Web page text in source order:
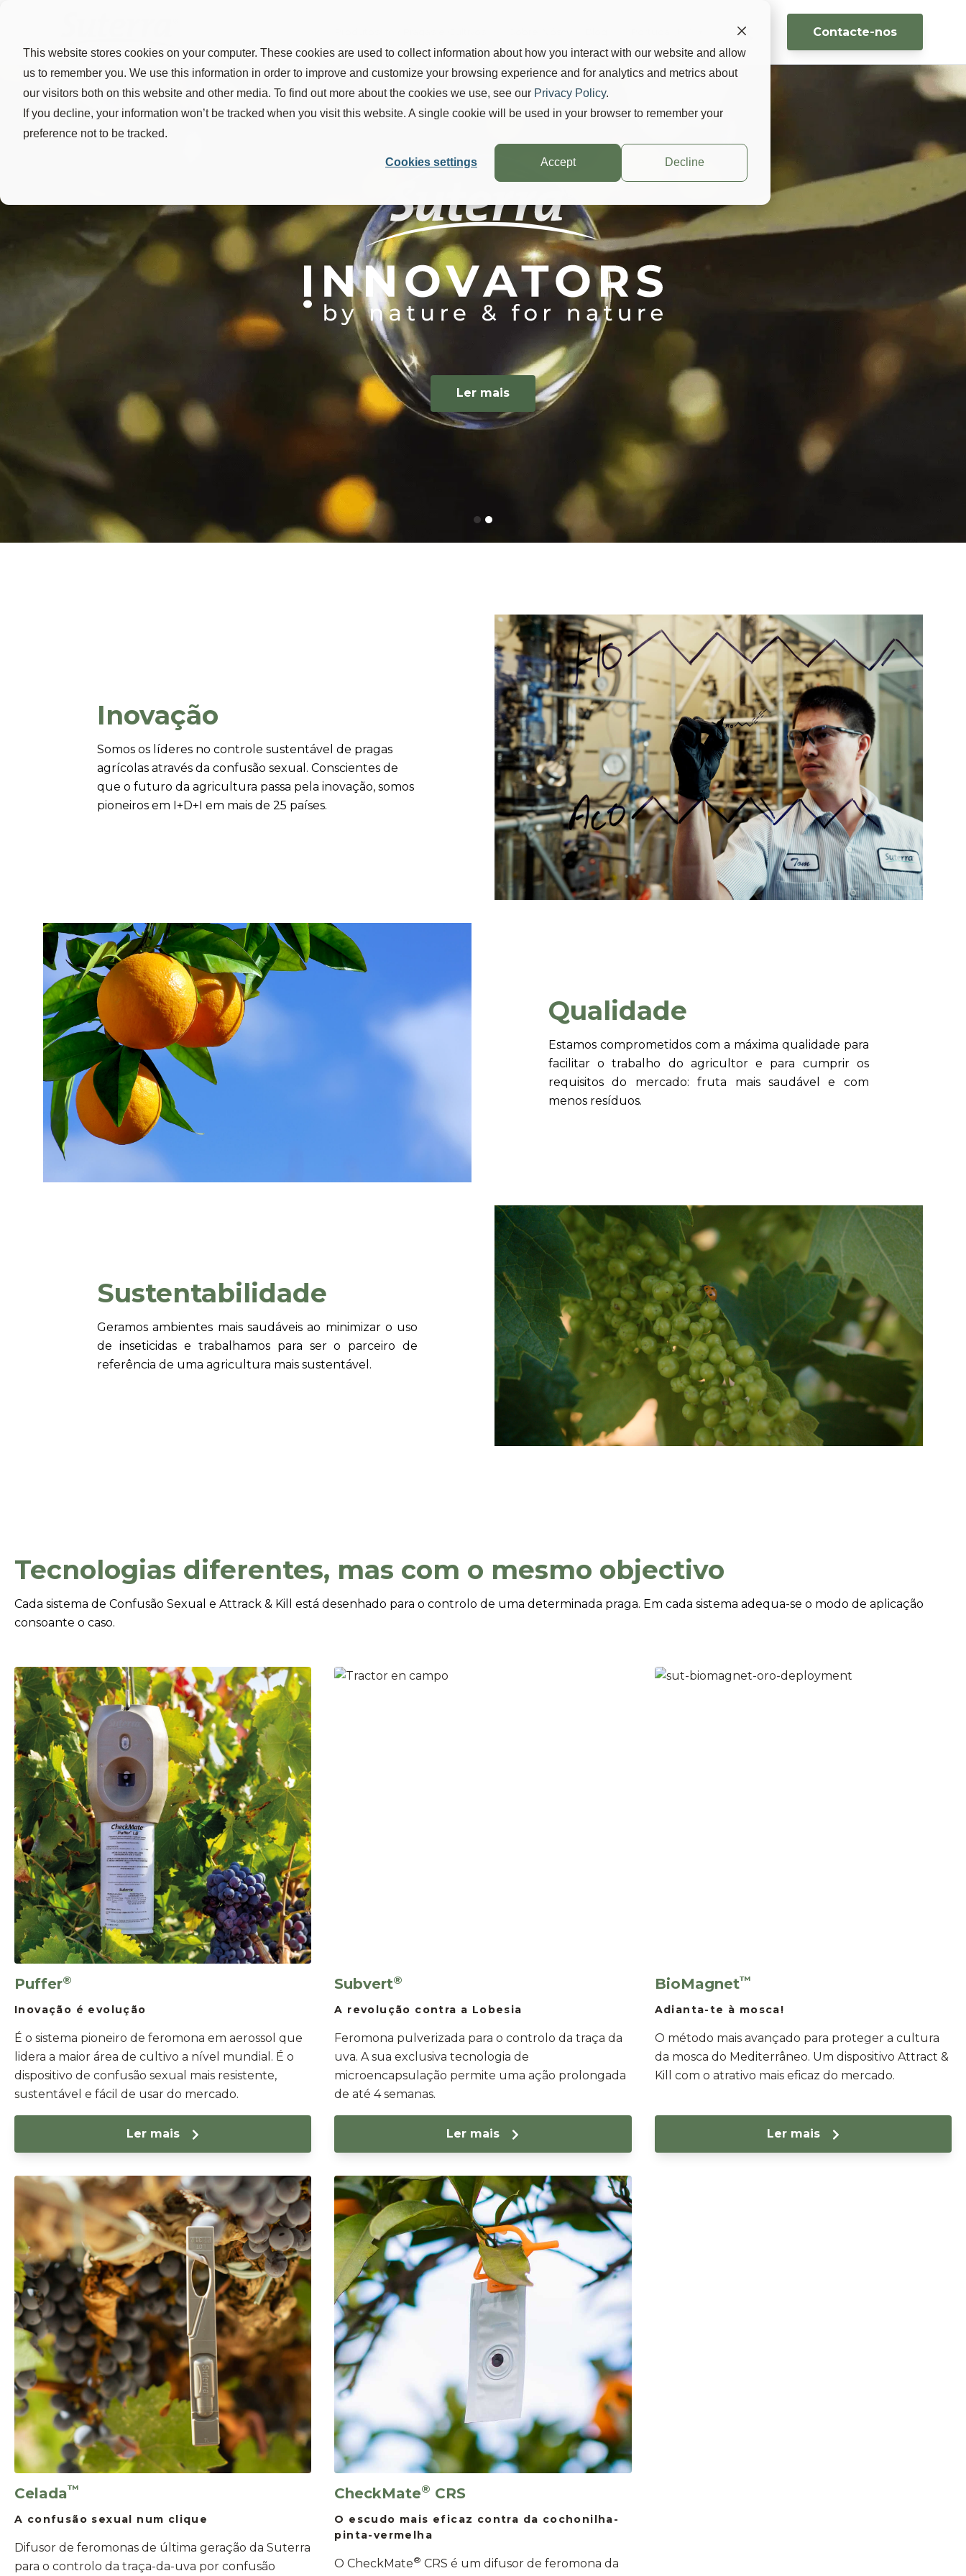
This website stores cookies on your computer. These cookies are used to collect information about how you interact with our website and allow
us to remember you. We use this information in order to improve and customize your browsing experience and for analytics and metrics about
our visitors both on this website and other media. To find out more about the cookies we use, see our Privacy Policy.
If you decline, your information won’t be tracked when you visit this website. A single cookie will be used in your browser to remember your
preference not to be tracked.
Cookies settings Accept Decline
Contacte-nos
Feromonas líquidas,
o biocontrole mais flexível,
agora também em biológico
Ler mais
Inovação
Somos os líderes no controle sustentável de pragas
agrícolas através da confusão sexual. Conscientes de
que o futuro da agricultura passa pela inovação, somos
pioneiros em I+D+I em mais de 25 países.
Qualidade
Estamos comprometidos com a máxima qualidade para
facilitar o trabalho do agricultor e para cumprir os
requisitos do mercado: fruta mais saudável e com
menos resíduos.
Sustentabilidade
Geramos ambientes mais saudáveis ao minimizar o uso
de inseticidas e trabalhamos para ser o parceiro de
referência de uma agricultura mais sustentável.
Tecnologias diferentes, mas com o mesmo objectivo
Cada sistema de Confusão Sexual e Attrack & Kill está desenhado para o controlo de uma determinada praga. Em cada sistema adequa-se o modo de aplicação
consoante o caso.
Puffer®
Inovação é evolução
É o sistema pioneiro de feromona em aerossol que
lidera a maior área de cultivo a nível mundial. É o
dispositivo de confusão sexual mais resistente,
sustentável e fácil de usar do mercado.
Ler mais
Subvert®
A revolução contra a Lobesia
Feromona pulverizada para o controlo da traça da
uva. A sua exclusiva tecnologia de
microencapsulação permite uma ação prolongada
de até 4 semanas.
Ler mais
BioMagnet™
Adianta-te à mosca!
O método mais avançado para proteger a cultura
da mosca do Mediterrâneo. Um dispositivo Attract &
Kill com o atrativo mais eficaz do mercado.
Ler mais
Celada™
A confusão sexual num clique
Difusor de feromonas de última geração da Suterra
para o controlo da traça-da-uva por confusão
CheckMate® CRS
O escudo mais eficaz contra da cochonilha-
pinta-vermelha
O CheckMate® CRS é um difusor de feromona da